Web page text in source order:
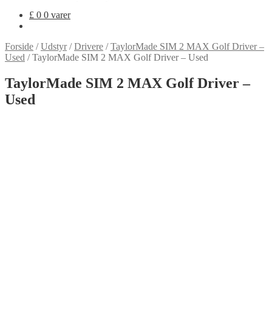
£ 0 0 varer
Forside /Udstyr/Drivere /TaylorMade SIM 2 MAX Golf Driver –
Used /TaylorMade SIM 2 MAX Golf Driver – Used
TaylorMade SIM 2 MAX Golf Driver –
Used